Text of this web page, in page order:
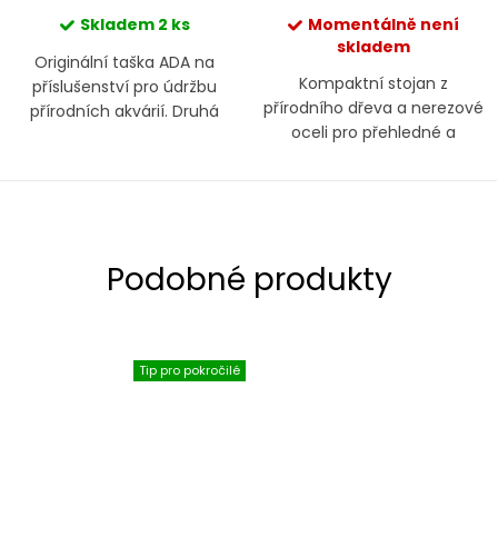
Skladem 2 ks
Originální taška ADA na
příslušenství pro údržbu
přírodních akvárií. Druhá
Momentálně není
skladem
Kompaktní stojan z
přírodního dřeva a nerezové
oceli pro přehledné a
Tip pro pokročilé